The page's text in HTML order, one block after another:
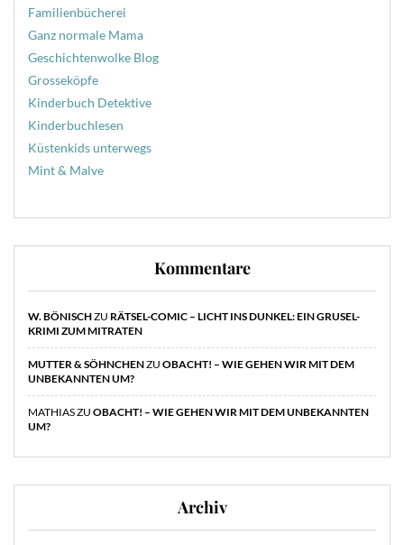
Familienbücherei
Ganz normale Mama
Geschichtenwolke Blog
Grosseköpfe
Kinderbuch Detektive
Kinderbuchlesen
Küstenkids unterwegs
Mint & Malve
Kommentare
W. BÖNISCHZU RÄTSEL-COMIC – LICHT INS DUNKEL: EIN GRUSEL-
KRIMI ZUM MITRATEN
MUTTER & SÖHNCHENZU OBACHT! – WIE GEHEN WIR MIT DEM
UNBEKANNTEN UM?
MATHIASZU OBACHT! – WIE GEHEN WIR MIT DEM UNBEKANNTEN
UM?
Archiv